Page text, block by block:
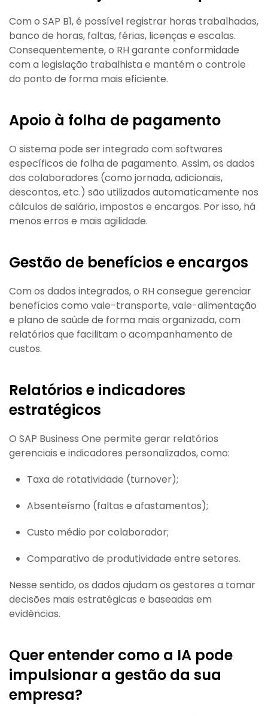
Com o SAP B1, é possível registrar horas trabalhadas,
banco de horas, faltas, férias, licenças e escalas.
Consequentemente, o RH garante conformidade
com a legislação trabalhista e mantém o controle
do ponto de forma mais eficiente.
Apoio à folha de pagamento
O sistema pode ser integrado com softwares
específicos de folha de pagamento. Assim, os dados
dos colaboradores (como jornada, adicionais,
descontos, etc.) são utilizados automaticamente nos
cálculos de salário, impostos e encargos. Por isso, há
menos erros e mais agilidade.
Gestão de benefícios e encargos
Com os dados integrados, o RH consegue gerenciar
benefícios como vale-transporte, vale-alimentação
e plano de saúde de forma mais organizada, com
relatórios que facilitam o acompanhamento de
custos.
Relatórios e indicadores
estratégicos
O SAP Business One permite gerar relatórios
gerenciais e indicadores personalizados, como:
Taxa de rotatividade (turnover);
Absenteísmo (faltas e afastamentos);
Custo médio por colaborador;
Comparativo de produtividade entre setores.
Nesse sentido, os dados ajudam os gestores a tomar
decisões mais estratégicas e baseadas em
evidências.
Quer entender como a IA pode
impulsionar a gestão da sua
empresa?